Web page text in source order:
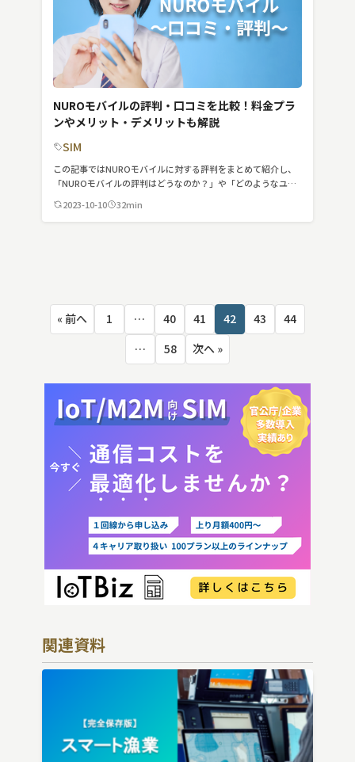
NUROモバイルの評判・口コミを比較！料金プラ
ンやメリット・デメリットも解説
SIM
この記事ではNUROモバイルに対する評判をまとめて紹介し、
「NUROモバイルの評判はどうなのか？」や「どのようなユー
報をひとつひとつ探す手間を省き、わかりやすくまとめたの
で、時間を有効活用できることでしょう。気になる部分から読
2023-10-10 32min
投
稿
ー
« 前へ 1 … 40 41 42 43
44
…
58 次へ »
関連資料